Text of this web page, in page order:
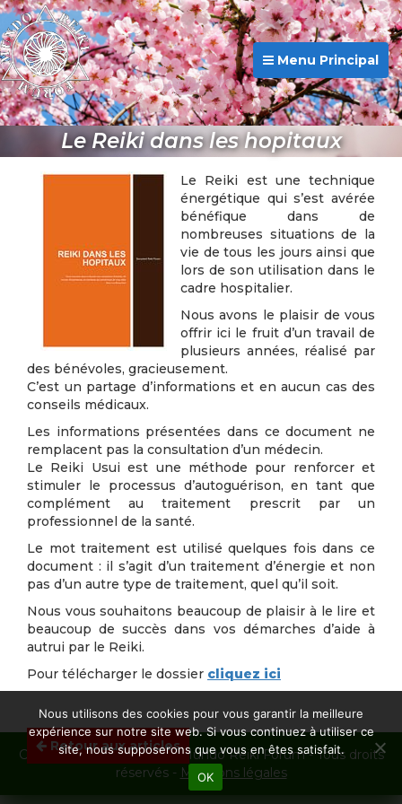
Menu Principal
Le Reiki dans les hopitaux
Retour aux articles
Le Reiki est une technique
énergétique qui s’est avérée
bénéfique dans de
nombreuses situations de la
vie de tous les jours ainsi que
lors de son utilisation dans le
cadre hospitalier.
Nous avons le plaisir de vous
offrir ici le fruit d’un travail de
plusieurs années, réalisé par
des bénévoles, gracieusement.
C’est un partage d’informations et en aucun cas des
conseils médicaux.
Les informations présentées dans ce document ne
remplacent pas la consultation d’un médecin.
Le Reiki Usui est une méthode pour renforcer et
stimuler le processus d’autoguérison, en tant que
complément au traitement prescrit par un
professionnel de la santé.
Le mot traitement est utilisé quelques fois dans ce
document : il s’agit d’un traitement d’énergie et non
pas d’un autre type de traitement, quel qu’il soit.
Nous vous souhaitons beaucoup de plaisir à le lire et
beaucoup de succès dans vos démarches d’aide à
autrui par le Reiki.
Pour télécharger le dossier cliquez ici
Copyright © 1995 - 2026 - Mundo Reiki Forum - Tous droits
réservés - Mentions légales
Nous utilisons des cookies pour vous garantir la meilleure
expérience sur notre site web. Si vous continuez à utiliser ce
site, nous supposerons que vous en êtes satisfait.
OK